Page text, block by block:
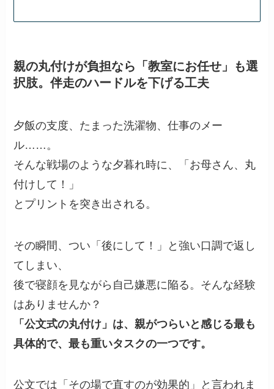
親の丸付けが負担なら「教室にお任せ」も選
択肢。伴走のハードルを下げる工夫
夕飯の支度、たまった洗濯物、仕事のメー
ル……。
そんな戦場のような夕暮れ時に、「お母さん、丸
付けして！」
とプリントを突き出される。
その瞬間、つい「後にして！」と強い口調で返し
てしまい、
後で寝顔を見ながら自己嫌悪に陥る。そんな経験
はありませんか？
「公文式の丸付け」は、親がつらいと感じる最も
具体的で、最も重いタスクの一つです。
公文では「その場で直すのが効果的」と言われま